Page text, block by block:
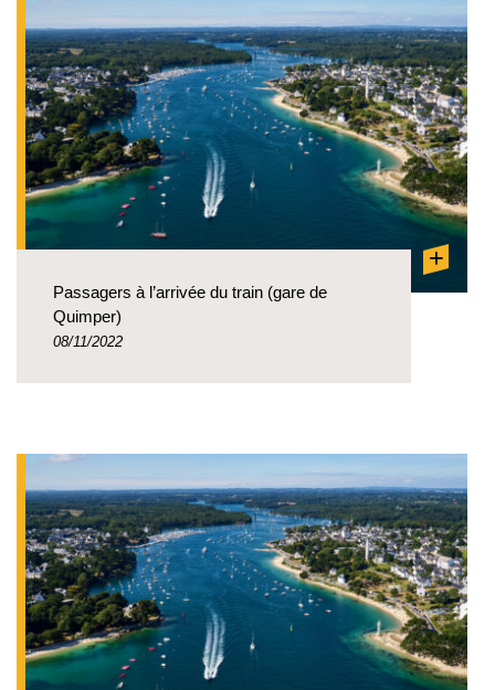
+
Passagers à l’arrivée du train (gare de
Quimper)
08/11/2022